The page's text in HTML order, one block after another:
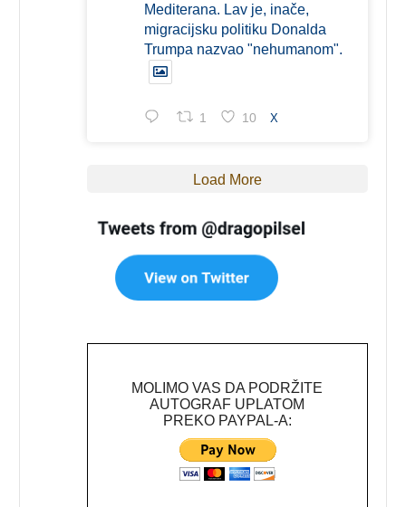
Mediterana. Lav je, inače,
migracijsku politiku Donalda
Trumpa nazvao "nehumanom".
1 10 X
Load More
MOLIMO VAS DA PODRŽITE
AUTOGRAF UPLATOM
PREKO PAYPAL-A: